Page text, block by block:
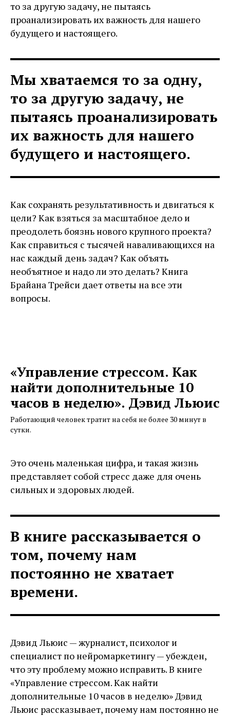
то за другую задачу, не пытаясь
проанализировать их важность для нашего
будущего и настоящего.
Мы хватаемся то за одну,
то за другую задачу, не
пытаясь проанализировать
их важность для нашего
будущего и настоящего.
Как сохранять результативность и двигаться к
цели? Как взяться за масштабное дело и
преодолеть боязнь нового крупного проекта?
Как справиться с тысячей наваливающихся на
нас каждый день задач? Как объять
необъятное и надо ли это делать? Книга
Брайана Трейси дает ответы на все эти
вопросы.
«Управление стрессом. Как
найти дополнительные 10
часов в неделю». Дэвид Льюис
Работающий человек тратит на себя не более 30 минут в
сутки.
Это очень маленькая цифра, и такая жизнь
представляет собой стресс даже для очень
сильных и здоровых людей.
В книге рассказывается о
том, почему нам
постоянно не хватает
времени.
Дэвид Льюис — журналист, психолог и
специалист по нейромаркетингу — убежден,
что эту проблему можно исправить. В книге
«Управление стрессом. Как найти
дополнительные 10 часов в неделю» Дэвид
Льюис рассказывает, почему нам постоянно не